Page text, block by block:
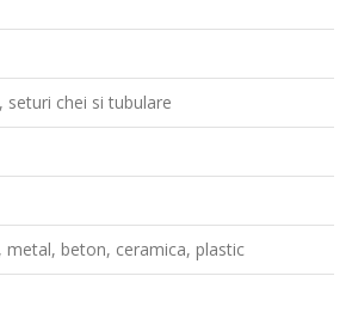
seturi chei si tubulare
metal, beton, ceramica, plastic